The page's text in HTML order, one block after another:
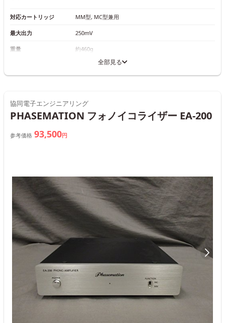
対応カートリッジ MM型, MC型兼用
最大出力 250mV
重量 約460g
全部見る
協同電子エンジニアリング
PHASEMATION フォノイコライザー EA-200
参考価格 93,500円